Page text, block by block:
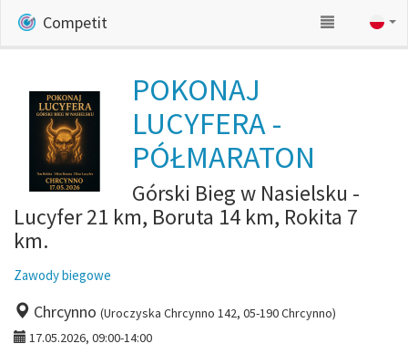
Competit
POKONAJ
LUCYFERA -
PÓŁMARATON
Górski Bieg w Nasielsku -
Lucyfer 21 km, Boruta 14 km, Rokita 7
km.
Zawody biegowe
Chrcynno (Uroczyska Chrcynno 142, 05-190 Chrcynno)
17.05.2026, 09:00-14:00